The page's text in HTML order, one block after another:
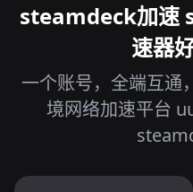
steamdeck加速
速器
一个账号，全端互通
境网络加速平台